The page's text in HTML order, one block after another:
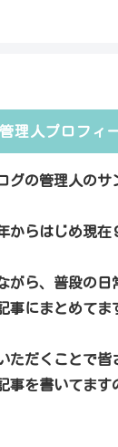
管理人プロフィ
グの管理人のサ
からはじめ現在
がら、普段の日
事にまとめてま
ただくことで皆
事を書いてます